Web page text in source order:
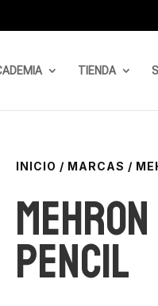
TIENDA
INICIO / MARCAS /
pencil